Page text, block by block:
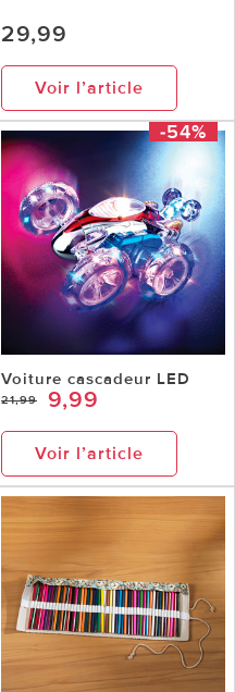
29,99
Voir l’article
-54%
Voiture cascadeur LED
21,99 9,99
Voir l’article